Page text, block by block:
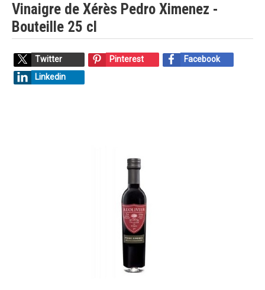
Vinaigre de Xérès Pedro Ximenez -
Bouteille 25 cl
Twitter Pinterest
Facebook
Linkedin